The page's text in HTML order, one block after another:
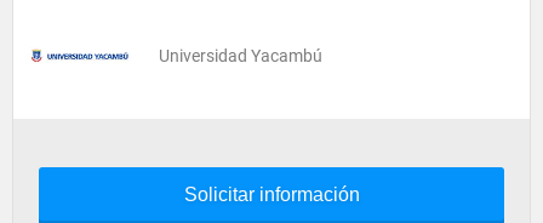
Universidad Yacambú
Solicitar información